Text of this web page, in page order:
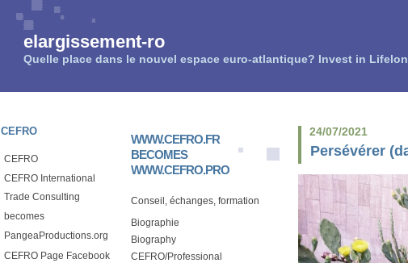
elargissement-ro
Quelle place dans le nouvel espace euro-atlantique? Invest in
CEFRO
CEFRO
CEFRO International
Trade Consulting
becomes
PangeaProductions.org
CEFRO Page Facebook
WWW.CEFRO.FR
BECOMES
WWW.CEFRO.PRO
Conseil, échanges, formation
Biographie
Biography
CEFRO/Professional
24/07/2021
Persévérer